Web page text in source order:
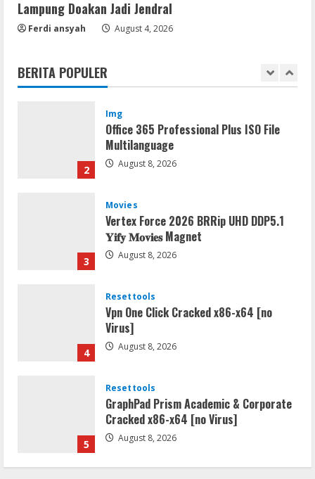
Lampung Doakan Jadi Jendral
Ferdi ansyah August 4, 2026
BERITA POPULER
1
Nik Collection (by DxO) Portable [no
2
Img
Office 365 Professional Plus ISO File
Multilanguage
August 8, 2026
3
Movies
Vertex Force 2026 BRRip UHD DDP5.1
𝐘𝐢𝐟𝐲 𝐌𝐨𝐯𝐢𝐞𝐬 Magnet
August 8, 2026
4
Resettools
Vpn One Click Cracked x86-x64 [no
Virus]
August 8, 2026
5
Resettools
GraphPad Prism Academic & Corporate
Cracked x86-x64 [no Virus]
August 8, 2026